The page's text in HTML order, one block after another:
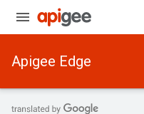
Apigee Edge